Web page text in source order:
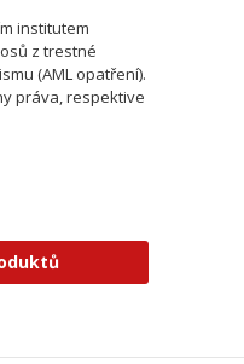
institutem
z trestné
(AML opatření).
práva, respektive